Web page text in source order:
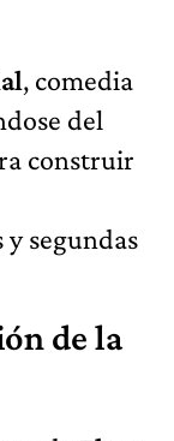
, comedia
del
construir
segundas
de la